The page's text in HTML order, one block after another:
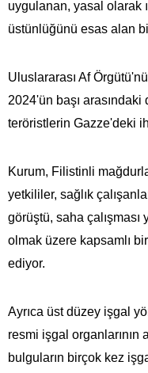
uygulanan, yasal olarak
üstünlüğünü esas alan
Uluslararası Af
2024'ün başı
teröristlerin Gazze'deki
Kurum, Filistinli
yetkililer, sağlık
görüştü, saha çalışması
olmak üzere kapsamlı
ediyor.
Ayrıca üst düzey işgal
resmi işgal organlarının
bulguların birçok kez